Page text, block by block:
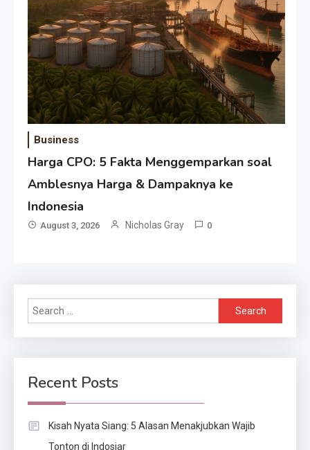
Business
Harga CPO: 5 Fakta Menggemparkan soal
Amblesnya Harga & Dampaknya ke
Indonesia
August 3, 2026 Nicholas Gray 0
Search
for:
Recent Posts
Kisah Nyata Siang: 5 Alasan Menakjubkan Wajib
Tonton di Indosiar